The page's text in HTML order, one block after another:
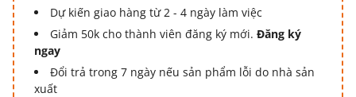
Dự kiến giao hàng từ 2 - 4 ngày làm việc
Giảm 50k cho thành viên đăng ký mới. Đăng ký
ngay
Đổi trả trong 7 ngày nếu sản phẩm lỗi do nhà sản
xuất